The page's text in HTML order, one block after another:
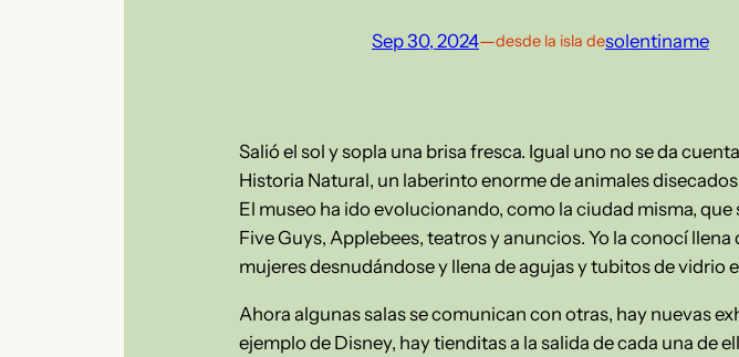
Sep 30, 2024—desde la isla desolentiname
Salió el sol y sopla una brisa fresca. Igual uno no se da
Historia Natural, un laberinto enorme de animales
El museo ha ido evolucionando, como la ciudad misma,
Five Guys, Applebees, teatros y anuncios. Yo la conocí
mujeres desnudándose y llena de agujas y tubitos de vidrio
Ahora algunas salas se comunican con otras, hay nuevas
ejemplo de Disney, hay tienditas a la salida de cada una de